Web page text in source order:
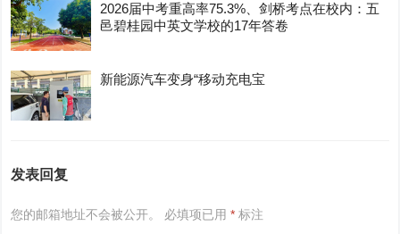
2026届中考重高率75.3%、剑桥考点在校内：五
邑碧桂园中英文学校的17年答卷
新能源汽车变身“移动充电宝
发表回复
您的邮箱地址不会被公开。 必填项已用* 标注